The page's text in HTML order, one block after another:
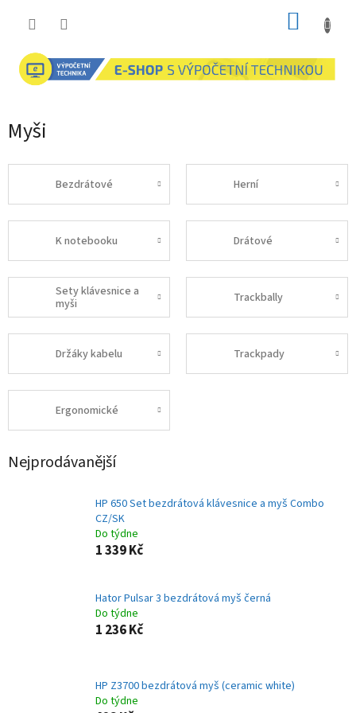
Myši
Bezdrátové Herní
K notebooku Drátové
Sety klávesnice a
myši
Trackbally
Držáky kabelu Trackpady
Ergonomické
Nejprodávanější
HP 650 Set bezdrátová klávesnice a myš Combo
CZ/SK
Do týdne
1 339 Kč
Hator Pulsar 3 bezdrátová myš černá
Do týdne
1 236 Kč
HP Z3700 bezdrátová myš (ceramic white)
Do týdne